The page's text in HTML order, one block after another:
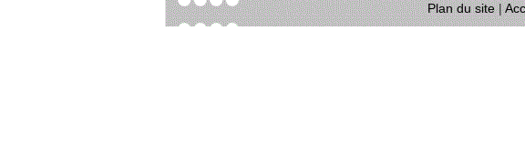
Plan du site|